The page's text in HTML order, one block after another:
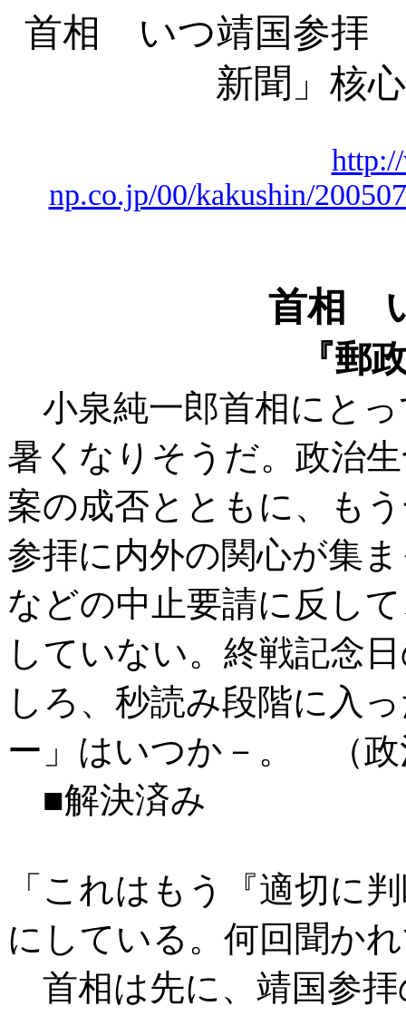
首相 いつ靖国参拝
新聞」核
np.co.jp/00/kakushin/
首相
『郵
小泉純一郎首相にと
暑くなりそうだ。政治
案の成否とともに、も
参拝に内外の関心が集
などの中止要請に反し
していない。終戦記念
しろ、秒読み段階に入
ー」はいつか－。 （政
■解決済み
「これはもう『適切に
にしている。何回聞か
首相は先に、靖国参